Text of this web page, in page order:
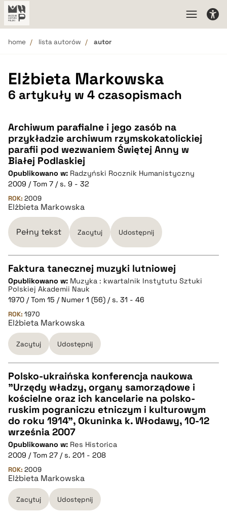
home lista autorów autor
Elżbieta Markowska
6 artykuły w 4 czasopismach
Archiwum parafialne i jego zasób na
przykładzie archiwum rzymskokatolickiej
parafii pod wezwaniem Świętej Anny w
Białej Podlaskiej
Opublikowano w: Radzyński Rocznik Humanistyczny
2009 / Tom 7 / s. 9 - 32
ROK: 2009
Elżbieta Markowska
Pełny tekst Zacytuj Udostępnij
CZYSTY TEKST
pobierz cytat
BIBTEX
pobierz cytat
Faktura tanecznej muzyki lutniowej
Opublikowano w: Muzyka : kwartalnik Instytutu Sztuki
Polskiej Akademii Nauk
1970 / Tom 15 / Numer 1 (56) / s. 31 - 46
ROK: 1970
Elżbieta Markowska
Zacytuj Udostępnij
CZYSTY TEKST
pobierz cytat
BIBTEX
Polsko-ukraińska konferencja naukowa
"Urzędy władzy, organy samorządowe i
kościelne oraz ich kancelarie na polsko-
ruskim pograniczu etniczym i kulturowym
do roku 1914", Okuninka k. Włodawy, 10-12
września 2007
Opublikowano w: Res Historica
2009 / Tom 27 / s. 201 - 208
ROK: 2009
Elżbieta Markowska
Zacytuj Udostępnij